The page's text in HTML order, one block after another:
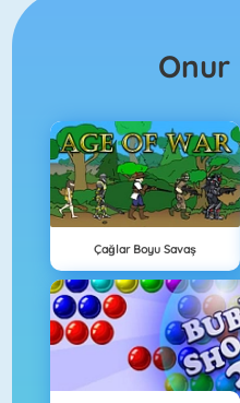
Onur
Çağlar Boyu Savaş